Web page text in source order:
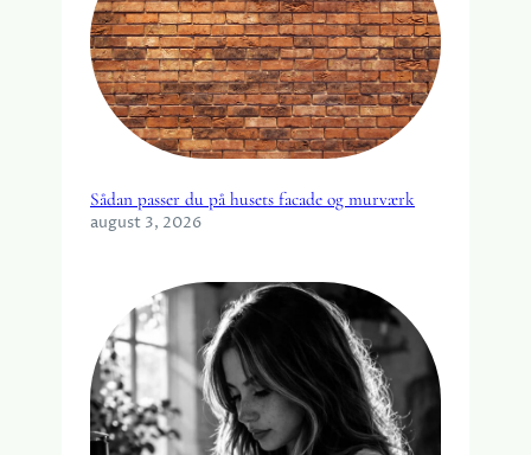
Sådan passer du på husets facade og murværk
august 3, 2026